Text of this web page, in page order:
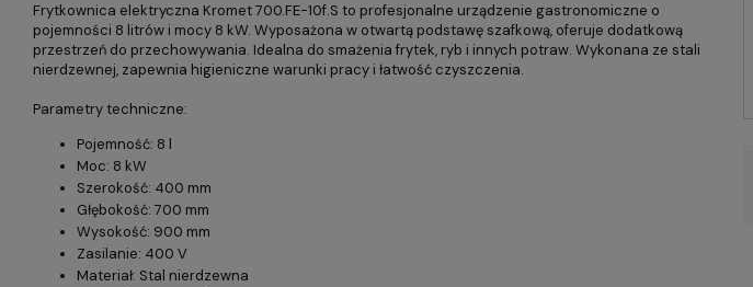
Frytkownica elektryczna Kromet 700.FE-10f.S to profesjonalne urządzenie gastronomiczne o
pojemności 8 litrów i mocy 8 kW. Wyposażona w otwartą podstawę szafkową, oferuje dodatkową
przestrzeń do przechowywania. Idealna do smażenia frytek, ryb i innych potraw. Wykonana ze stali
nierdzewnej, zapewnia higieniczne warunki pracy i łatwość czyszczenia.
Parametry techniczne:
Pojemność: 8 l
Moc: 8 kW
Szerokość: 400 mm
Głębokość: 700 mm
Wysokość: 900 mm
Zasilanie: 400 V
Materiał: Stal nierdzewna